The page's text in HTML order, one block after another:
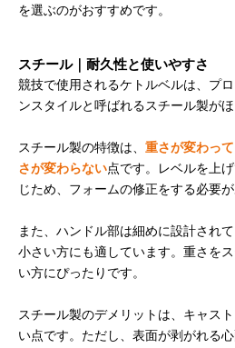
を選ぶのがおすすめです。
スチール｜耐久性と使いやすさ
競技で使用されるケトルベルは、プ
ンスタイルと呼ばれるスチール製がほ
スチール製の特徴は、 重さが変わっ
さが変わらない点です。レベルを上
じため、フォームの修正をする必要が
また、ハンドル部は細めに設計され
小さい方にも適しています。重さを
い方にぴったりです。
スチール製のデメリットは、キャス
い点です。ただし、表面が剥がれる